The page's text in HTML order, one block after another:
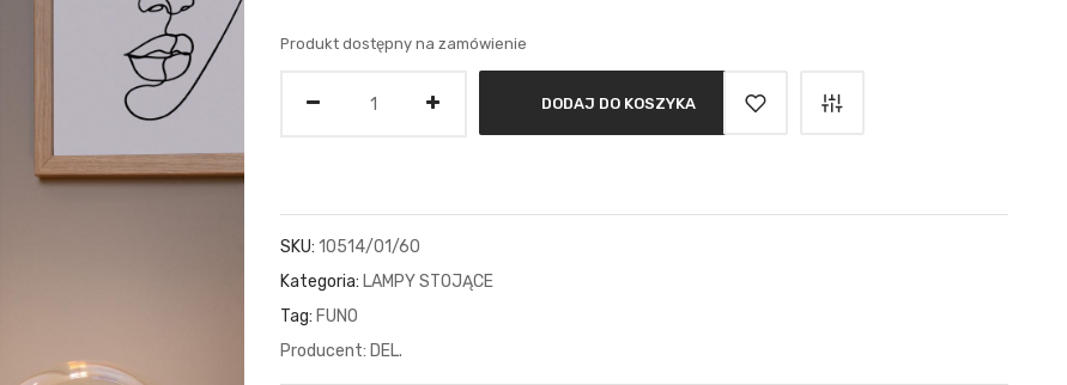
Produkt dostępny na zamówienie
DODAJ DO KOSZYKA
SKU: 10514/01/60
Kategoria: LAMPY STOJĄCE
Tag: FUNO
DEL.